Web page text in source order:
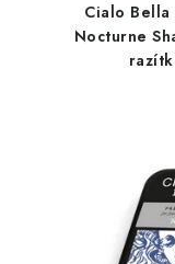
Cialo Bella
Nocturne